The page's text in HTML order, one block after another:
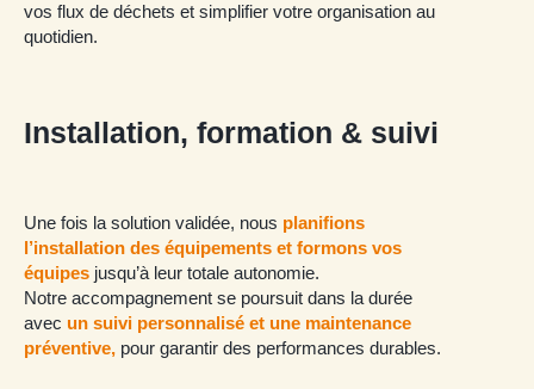
vos flux de déchets et simplifier votre organisation au
quotidien.
Installation, formation & suivi
Une fois la solution validée, nous planifions
l’installation des équipements et formons vos
équipes jusqu’à leur totale autonomie.
Notre accompagnement se poursuit dans la durée
avec un suivi personnalisé et une maintenance
préventive, pour garantir des performances durables.